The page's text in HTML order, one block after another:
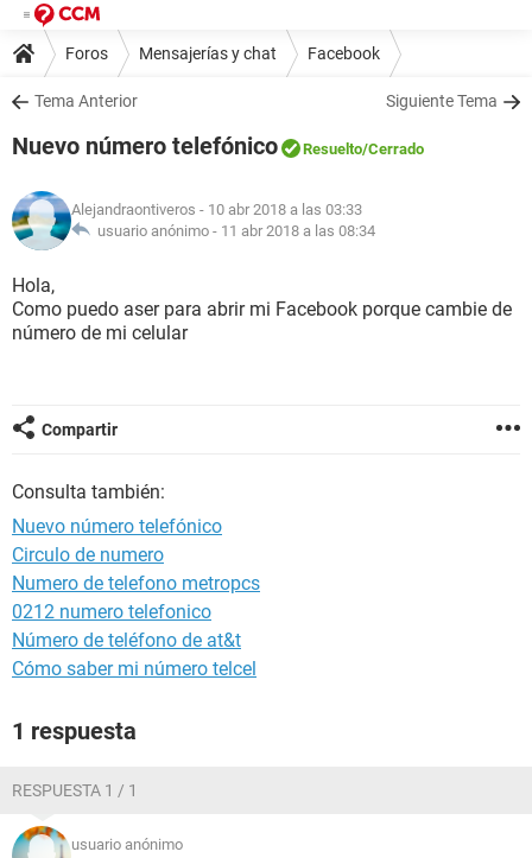
Foros Mensajerías y chat Facebook
Tema Anterior Siguiente Tema
Nuevo número telefónico Resuelto/Cerrado
Alejandraontiveros - 10 abr 2018 a las 03:33
usuario anónimo - 11 abr 2018 a las 08:34
Hola,
Como puedo aser para abrir mi Facebook porque cambie de
número de mi celular
Compartir
Consulta también:
Nuevo número telefónico
Circulo de numero
Numero de telefono metropcs
0212 numero telefonico
Número de teléfono de at&t
Cómo saber mi número telcel
1 respuesta
RESPUESTA 1 / 1
usuario anónimo